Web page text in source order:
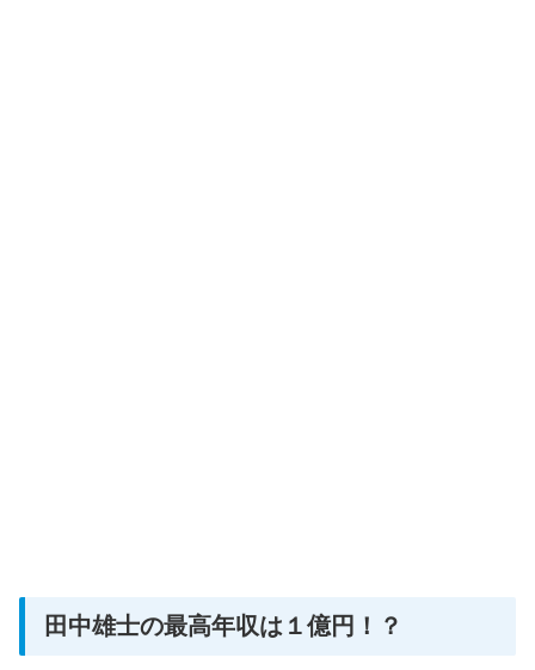
田中雄士の最高年収は１億円！？